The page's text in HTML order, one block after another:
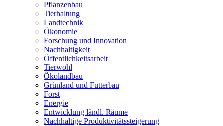
Pflanzenbau
Tierhaltung
Landtechnik
Ökonomie
Forschung und Innovation
Nachhaltigkeit
Öffentlichkeitsarbeit
Tierwohl
Ökolandbau
Grünland und Futterbau
Forst
Energie
Entwicklung ländl. Räume
Nachhaltige Produktivitätssteigerung